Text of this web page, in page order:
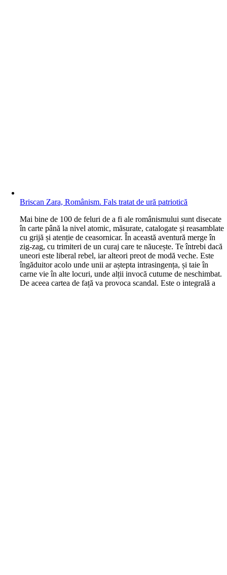
Briscan Zara, Românism. Fals tratat de ură patriotică
Mai bine de 100 de feluri de a fi ale românismului sunt disecate
în carte până la nivel atomic, măsurate, catalogate și reasamblate
cu grijă și atenție de ceasornicar. În această aventură merge în
zig-zag, cu trimiteri de un curaj care te năucește. Te întrebi dacă
uneori este liberal rebel, iar alteori preot de modă veche. Este
îngăduitor acolo unde unii ar aștepta intrasingența, și taie în
carne vie în alte locuri, unde alții invocă cutume de neschimbat.
De aceea cartea de față va provoca scandal. Este o integrală a